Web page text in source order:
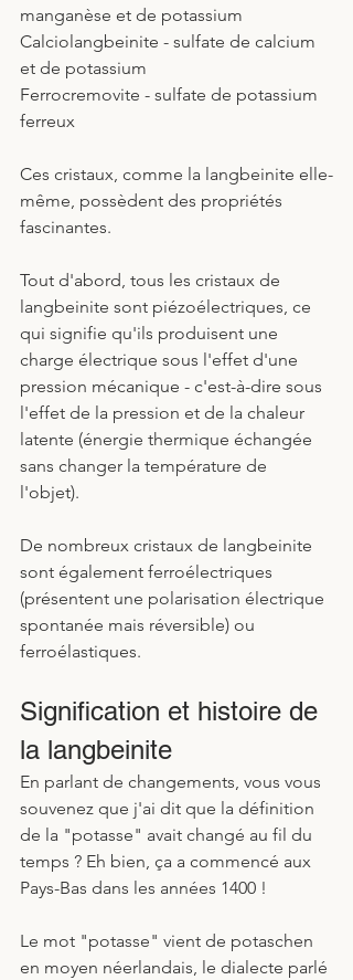
manganèse et de potassium
Calciolangbeinite - sulfate de calcium
et de potassium
Ferrocremovite - sulfate de potassium
ferreux
Ces cristaux, comme la langbeinite elle-
même, possèdent des propriétés
fascinantes.
Tout d'abord, tous les cristaux de
langbeinite sont piézoélectriques, ce
qui signifie qu'ils produisent une
charge électrique sous l'effet d'une
pression mécanique - c'est-à-dire sous
l'effet de la pression et de la chaleur
latente (énergie thermique échangée
sans changer la température de
l'objet).
De nombreux cristaux de langbeinite
sont également ferroélectriques
(présentent une polarisation électrique
spontanée mais réversible) ou
ferroélastiques.
Signification et histoire de
la langbeinite
En parlant de changements, vous vous
souvenez que j'ai dit que la définition
de la "potasse" avait changé au fil du
temps ? Eh bien, ça a commencé aux
Pays-Bas dans les années 1400 !
Le mot "potasse" vient de potaschen
en moyen néerlandais, le dialecte parlé